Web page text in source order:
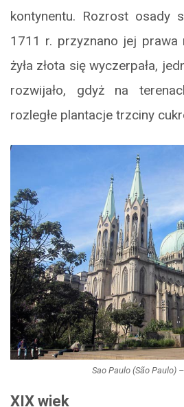
kontynentu. Rozrost osady
1711 r. przyznano jej prawa
żyła złota się wyczerpała,
rozwijało, gdyż na
rozległe plantacje trzciny
Sao Paulo (São Paulo)
XIX wiek